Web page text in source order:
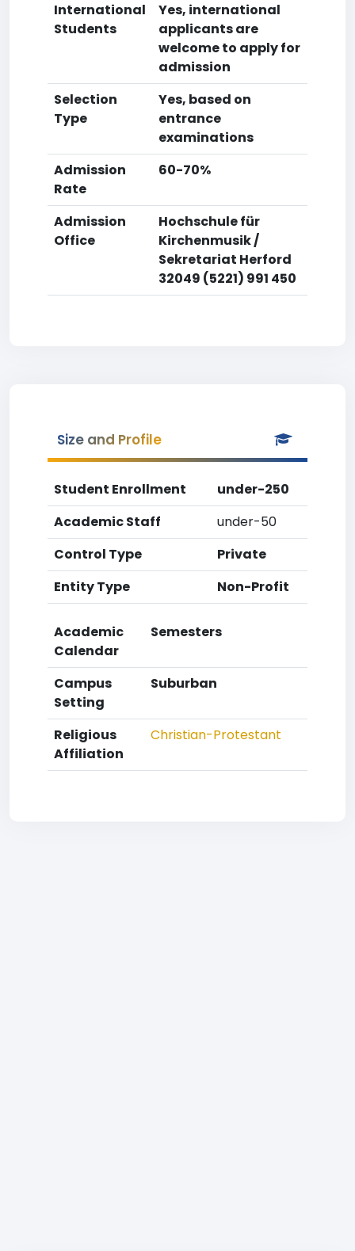
International
Students
Yes, international
applicants are
welcome to apply for
admission
Selection
Type
Yes, based on
entrance
examinations
Admission
Rate
60-70%
Admission
Office
Hochschule für
Kirchenmusik /
Sekretariat Herford
32049 (5221) 991 450
Size and Profile
Student Enrollment
under-250
Academic Staff
under-50
Control Type
Private
Entity Type
Non-Profit
Academic
Calendar
Semesters
Campus
Setting
Suburban
Religious
Affiliation
Christian-Protestant